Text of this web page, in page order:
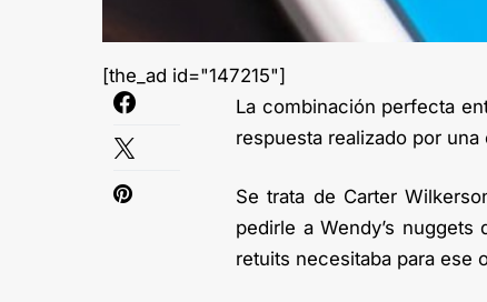
[the_ad id="147215"]
La combinación perfecta
respuesta realizado por
Se trata de Carter
pedirle a Wendy’s
retuits necesitaba para ese